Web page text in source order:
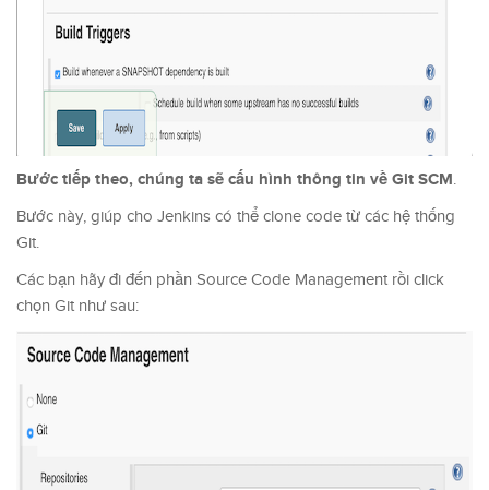
Bước tiếp theo, chúng ta sẽ cấu hình thông tin về Git SCM.
Bước này, giúp cho Jenkins có thể clone code từ các hệ thống
Git.
Các bạn hãy đi đến phần Source Code Management rồi click
chọn Git như sau: